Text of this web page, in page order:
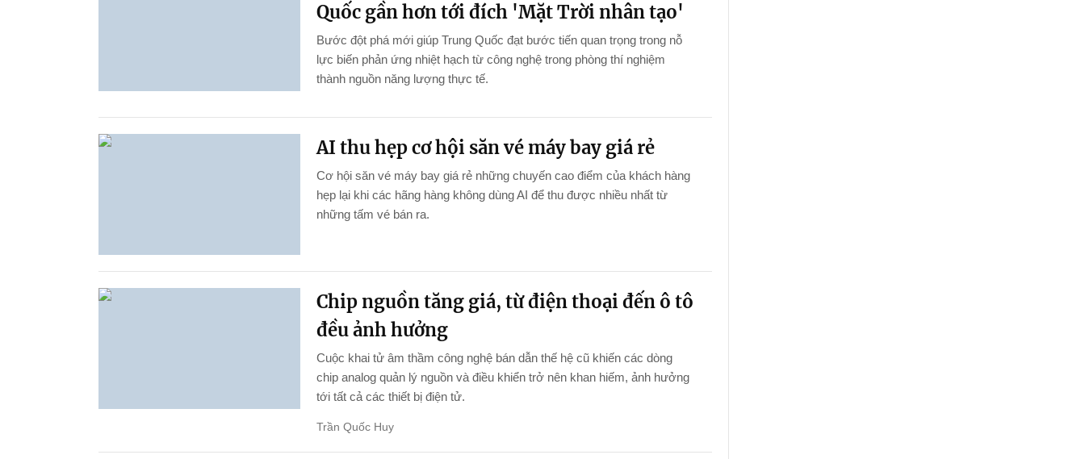
Quốc gần hơn tới đích 'Mặt Trời nhân tạo'
Bước đột phá mới giúp Trung Quốc đạt bước tiến quan trọng trong nỗ
lực biến phản ứng nhiệt hạch từ công nghệ trong phòng thí nghiệm
thành nguồn năng lượng thực tế.
AI thu hẹp cơ hội săn vé máy bay giá rẻ
Cơ hội săn vé máy bay giá rẻ những chuyến cao điểm của khách hàng
hẹp lại khi các hãng hàng không dùng AI để thu được nhiều nhất từ
những tấm vé bán ra.
Chip nguồn tăng giá, từ điện thoại đến ô tô
đều ảnh hưởng
Cuộc khai tử âm thầm công nghệ bán dẫn thế hệ cũ khiến các dòng
chip analog quản lý nguồn và điều khiển trở nên khan hiếm, ảnh hưởng
tới tất cả các thiết bị điện tử.
Trần Quốc Huy